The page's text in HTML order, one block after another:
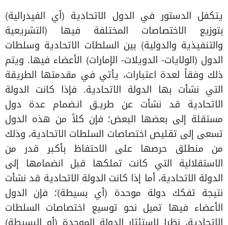
يتكفل الدستور في الدول الاتحادية (أي الفيدرالية)
بتوزيع الاختصاصات المختلفة فيها (التشريعية
والتنفيذية والدولية) بين السلطات الاتحادية وسلطات
الدول (الولايات- الدويلات- الإمارات) الأعضاء فيها. ويتم
ذلك وفقاً لعدة اعتبارات، يأتي في مقدمتها الطريقة
التي نشأت بها الدولة الاتحادية. فإذا كانت الدولة
الاتحادية قد نشأت عن طريـق انـضمام عدة دول
مستقلة إلى بعضها البعض؛ فإن كلاً من هذه الدول
تسعى إلى تقليص اختصاصات السلطات الاتحادية، وذلك
من منطلق حرصها على الاحتفاظ بأكبر قدر من
الاستقلالية التي كانت تملكها قبل انضمامها إلى
الدولة الاتحادية، أما إذا كانت الدولة الاتحادية قد نشأت
نتيجة تفكك دولة موحدة (أي بسيطة)؛ فإن الدول
الأعضاء فيها تميل نحو توسيع اختصاصات السلطات